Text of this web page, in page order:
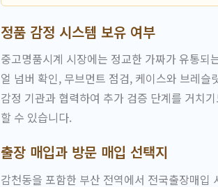
정품 감정 시스템 보유 여부
중고명품시계 시장에는 정교한 가짜가 유통
얼 넘버 확인, 무브먼트 점검, 케이스와 브레
감정 기관과 협력하여 추가 검증 단계를 거치
할 수 있습니다.
출장 매입과 방문 매입 선택지
감천동을 포함한 부산 전역에서 전국출장매